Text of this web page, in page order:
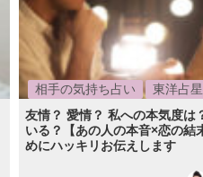
相手の気持ち占い
東洋占
友情？ 愛情？ 私への本気度は
いる？【あの人の本音×恋の結
めにハッキリお伝えします